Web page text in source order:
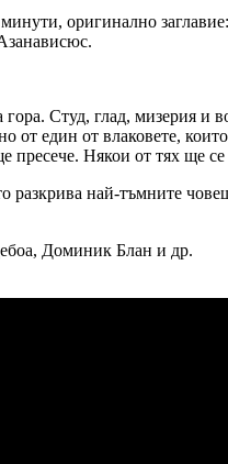
оригинално
гора. Студ, глад, мизерия
от един от влаковете,
Някои от тях ще
разкрива най-тъмните
Доминик Блан и др.